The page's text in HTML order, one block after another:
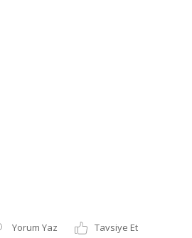
Yorum Yaz
Tavsiye Et